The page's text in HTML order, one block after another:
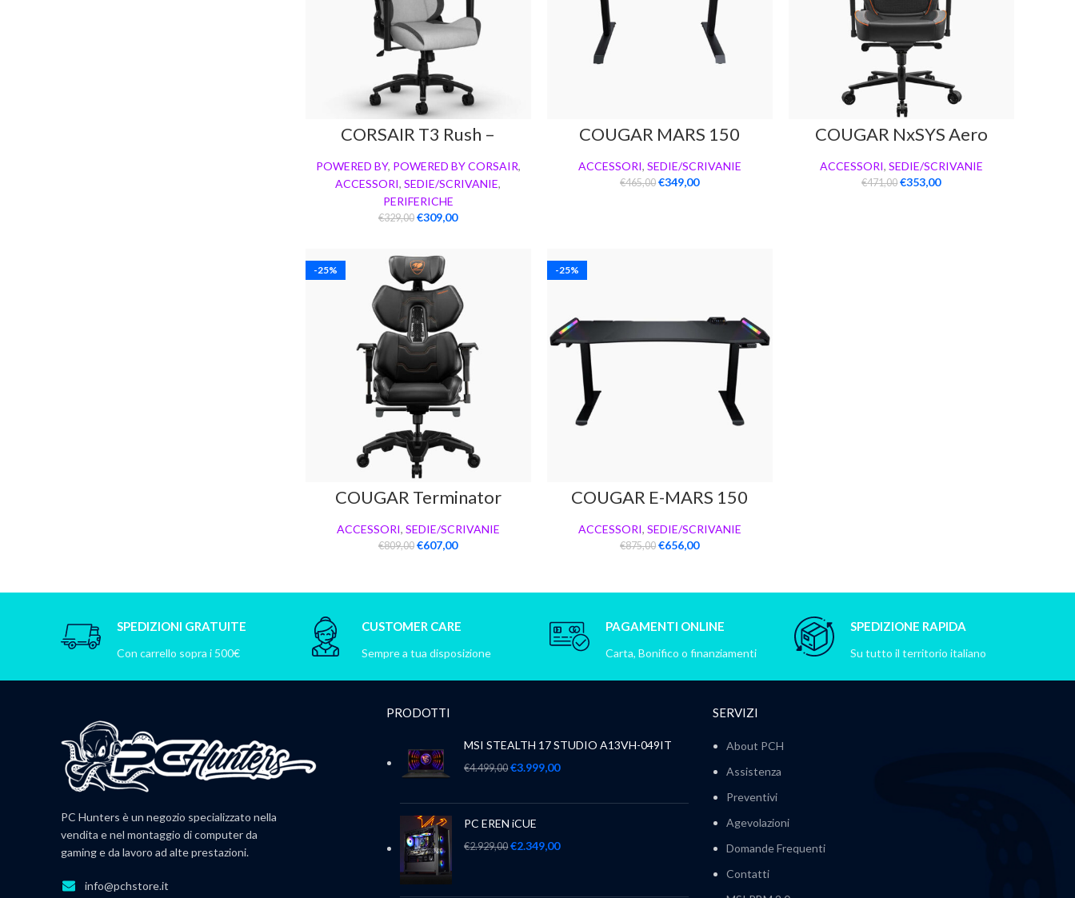
CORSAIR T3 Rush –
POWERED BY, POWERED BY CORSAIR,
ACCESSORI,SEDIE/SCRIVANIE,
PERIFERICHE
€329,00 €309,00
COUGAR MARS 150
ACCESSORI, SEDIE/SCRIVANIE
€465,00 €349,00
COUGAR NxSYS Aero
ACCESSORI, SEDIE/SCRIVANIE
€471,00 €353,00
-25%
COUGAR Terminator
ACCESSORI, SEDIE/SCRIVANIE
€809,00 €607,00
-25%
COUGAR E-MARS 150
ACCESSORI, SEDIE/SCRIVANIE
€875,00 €656,00
SPEDIZIONI GRATUITE
Con carrello sopra i 500€
CUSTOMER CARE
Sempre a tua disposizione
PAGAMENTI ONLINE
Carta, Bonifico o finanziamenti
SPEDIZIONE RAPIDA
Su tutto il territorio italiano
PC Hunters è un negozio specializzato nella
vendita e nel montaggio di computer da
gaming e da lavoro ad alte prestazioni.
info@pchstore.it
PRODOTTI
MSI STEALTH 17 STUDIO A13VH-049IT
€4.499,00 €3.999,00
PC EREN iCUE
€2.929,00 €2.349,00
SERVIZI
About PCH
Assistenza
Preventivi
Agevolazioni
Domande Frequenti
Contatti